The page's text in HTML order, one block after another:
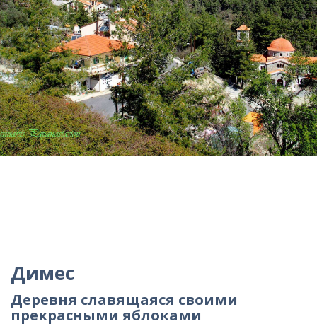
Димес
Деревня славящаяся своими
прекрасными яблоками